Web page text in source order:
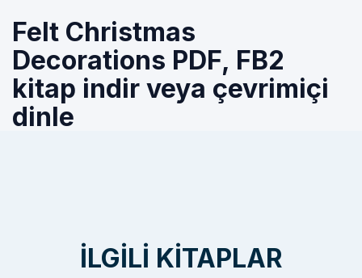
Felt Christmas
Decorations PDF, FB2
kitap indir veya çevrimiçi
dinle
İLGILI KITAPLAR